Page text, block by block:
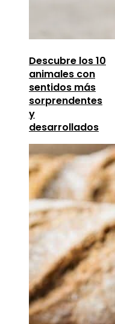
Descubre los 10
animales con
sentidos más
sorprendentes
y
desarrollados